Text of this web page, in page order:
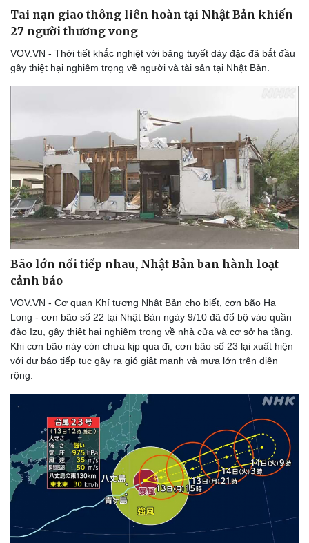
Doanh nghiệp
Công nghệ
Chuyển đổi số
Tai nạn giao thông liên hoàn tại Nhật Bản khiến
27 người thương vong
VOV.VN - Thời tiết khắc nghiệt với băng tuyết dày đặc đã bắt đầu
gây thiệt hại nghiêm trọng về người và tài sản tại Nhật Bản.
Bão lớn nối tiếp nhau, Nhật Bản ban hành loạt
cảnh báo
VOV.VN - Cơ quan Khí tượng Nhật Bản cho biết, cơn bão Hạ
Long - cơn bão số 22 tại Nhật Bản ngày 9/10 đã đổ bộ vào quần
đảo Izu, gây thiệt hại nghiêm trọng về nhà cửa và cơ sở hạ tầng.
Khi cơn bão này còn chưa kịp qua đi, cơn bão số 23 lại xuất hiện
với dự báo tiếp tục gây ra gió giật mạnh và mưa lớn trên diện
rộng.